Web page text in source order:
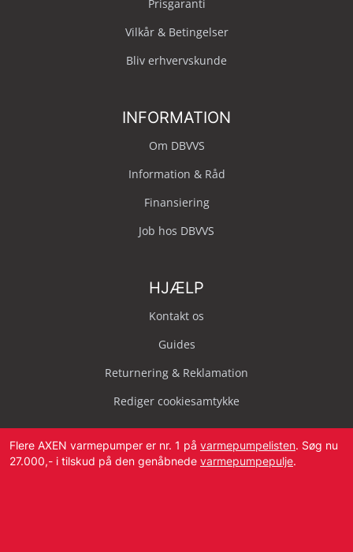
Prisgaranti
Vilkår & Betingelser
Bliv erhvervskunde
INFORMATION
Om DBVVS
Information & Råd
Finansiering
Job hos DBVVS
HJÆLP
Kontakt os
Guides
Returnering & Reklamation
Rediger cookiesamtykke
Flere AXEN varmepumper er nr. 1 på varmepumpelisten. Søg nu
27.000,- i tilskud på den genåbnede varmepumpepulje.